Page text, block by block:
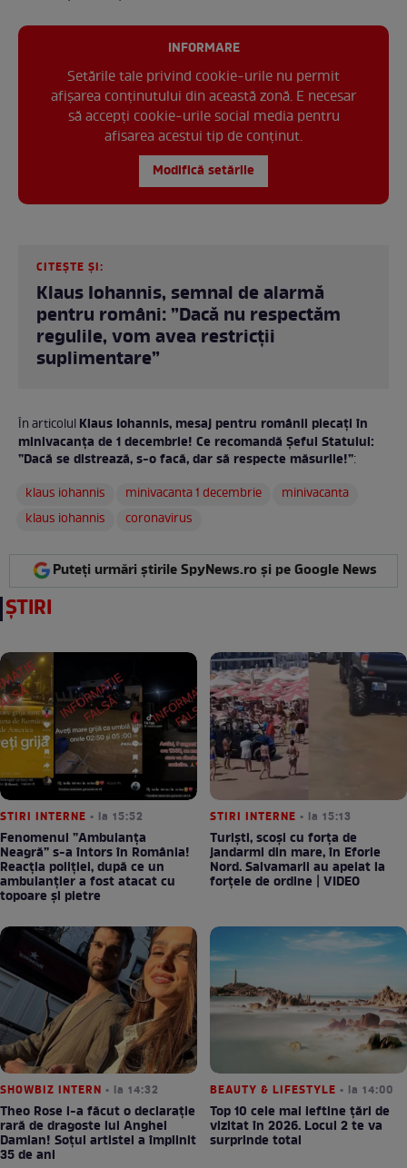
INFORMARE
Setările tale privind cookie-urile nu permit
afișarea conținutului din această zonă. E necesar
să accepți cookie-urile social media pentru
afisarea acestui tip de conținut.
Modifică setările
CITEȘTE ȘI:
Klaus Iohannis, semnal de alarmă
pentru români: ”Dacă nu respectăm
regulile, vom avea restricții
suplimentare”
În articolulKlaus Iohannis, mesaj pentru românii plecați în
minivacanța de 1 decembrie! Ce recomandă Șeful Statului:
”Dacă se distrează, s-o facă, dar să respecte măsurile!”:
klaus iohannis
minivacanta 1 decembrie
minivacanta
klaus iohannis
coronavirus
Puteți urmări știrile SpyNews.ro și pe Google News
ȘTIRI
STIRI INTERNE • la 15:52
Fenomenul ”Ambulanța
Neagră” s-a întors în România!
Reacția poliției, după ce un
ambulanțier a fost atacat cu
topoare și pietre
STIRI INTERNE • la 15:13
Turiști, scoși cu forța de
jandarmi din mare, în Eforie
Nord. Salvamarii au apelat la
forțele de ordine | VIDEO
SHOWBIZ INTERN • la 14:32
Theo Rose i-a făcut o declarație
rară de dragoste lui Anghel
Damian! Soțul artistei a împlinit
35 de ani
BEAUTY & LIFESTYLE • la 14:00
Top 10 cele mai ieftine țări de
vizitat în 2026. Locul 2 te va
surprinde total